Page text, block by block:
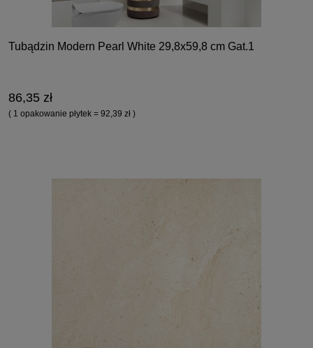
Tubądzin Modern Pearl White 29,8x59,8 cm Gat.1
86,35 zł
( 1 opakowanie płytek = 92,39 zł )